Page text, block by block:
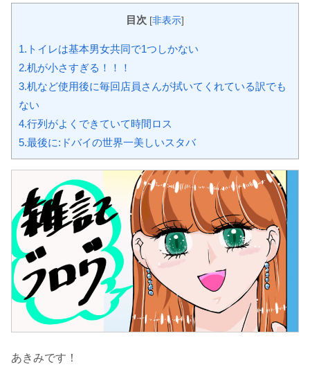
目次 [非表示]
1.トイレは基本男女共同で1つしかない
2.机が小さすぎる！！！
3.机など使用後に毎回店員さんが拭いてくれている訳でも
ない
4.行列がよくできていて時間ロス
5.最後に:ドバイの世界一美しいスタバ
あきみです！